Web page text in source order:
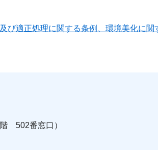
び適正処理に関する条例、環境美化に関
502番窓口）